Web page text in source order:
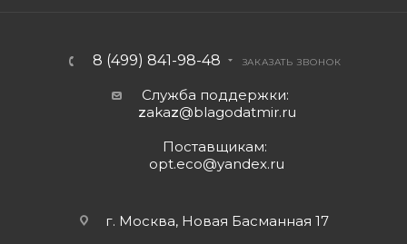
8 (499) 841-98-48 ЗАКАЗАТЬ ЗВОНОК
Служба поддержки:
zakaz@blagodatmir.ru
Поставщикам:
opt.eco@yandex.ru
г. Москва, Новая Басманная 17